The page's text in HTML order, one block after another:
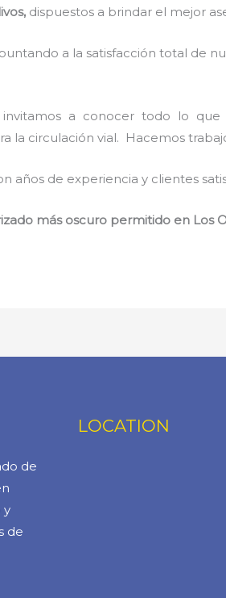
dispuestos a brindar el mejor
a la satisfacción total de
a conocer todo lo
la circulación vial. Hacemos
años de experiencia y clientes
más oscuro permitido en Los
de
y
de
LOCATION